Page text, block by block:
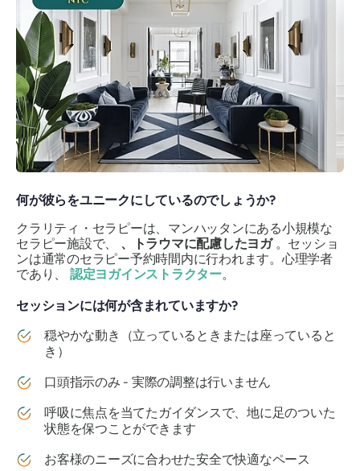
何が彼らをユニークにしているのでしょうか?
クラリティ・セラピーは、マンハッタンにある小規模な
セラピー施設で、 、トラウマに配慮したヨガ。セッショ
ンは通常のセラピー予約時間内に行われます。心理学者
であり、 認定ヨガインストラクター。
セッションには何が含まれていますか?
穏やかな動き（立っているときまたは座っていると
き）
口頭指示のみ - 実際の調整は行いません
呼吸に焦点を当てたガイダンスで、地に足のついた
状態を保つことができます
お客様のニーズに合わせた安全で快適なペース